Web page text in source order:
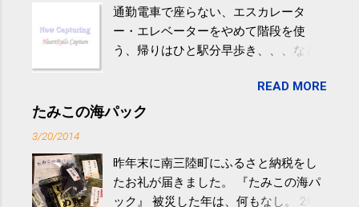
通勤電車で座らない、エスカレータ
ー・エレベーターをやめて階段を使
う、帰りはひと駅分早歩き、、、など
やすい。 スポーツウェア・シューズで
するものだけが運動ではない。 食べ
けると改善する、との結果を筑波大の
研究チームが発表した。改善が期待で
きるのは、過度の飲酒が原因ではない
READ MORE
たみこの海パック
3/20/2014
昨年末に南三陸町にふるさと納税をし
たお礼が届きました。 『たみこの海パ
ック』 被災した年は、何もなし。 2年